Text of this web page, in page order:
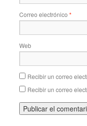
Correo electrónico *
Web
Recibir un correo
Recibir un correo